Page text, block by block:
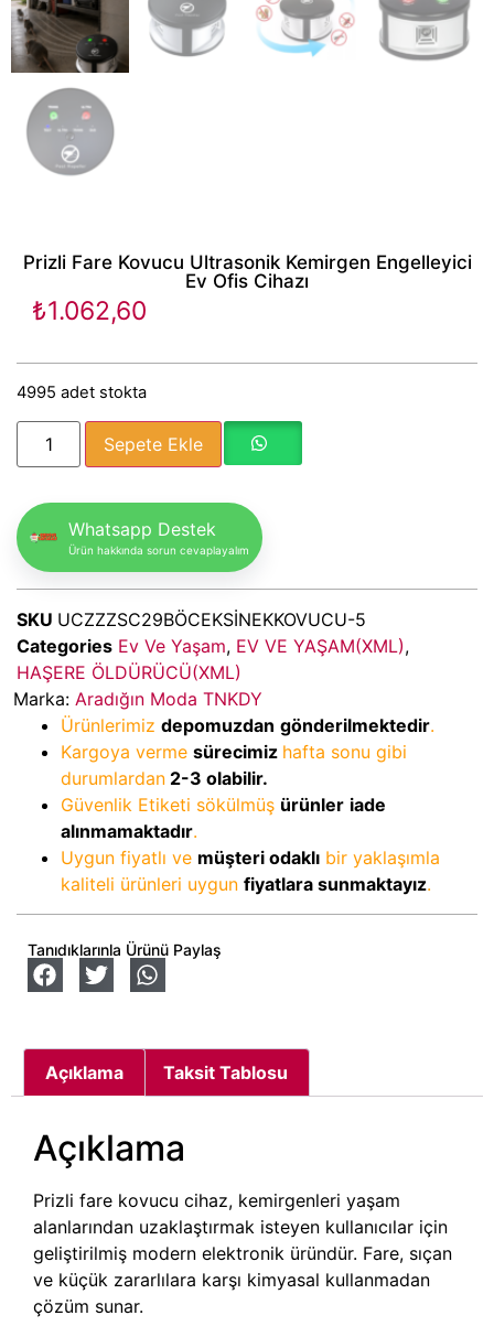
Prizli Fare Kovucu Ultrasonik Kemirgen Engelleyici
Ev Ofis Cihazı
₺1.062,60
4995 adet stokta
Sepete Ekle
Whatsapp Destek
Ürün hakkında sorun cevaplayalım
SKU UCZZZSC29BÖCEKSİNEKKOVUCU-5
Categories Ev Ve Yaşam, EV VE YAŞAM(XML),
HAŞERE ÖLDÜRÜCÜ(XML)
Marka: Aradığın Moda TNKDY
Ürünlerimiz depomuzdan gönderilmektedir.
Kargoya verme sürecimiz hafta sonu gibi
durumlardan 2-3 olabilir.
Güvenlik Etiketi sökülmüş ürünler iade
alınmamaktadır.
Uygun fiyatlı ve müşteri odaklı bir yaklaşımla
kaliteli ürünleri uygun fiyatlara sunmaktayız.
Tanıdıklarınla Ürünü Paylaş
Açıklama Taksit Tablosu
Açıklama
Prizli fare kovucu cihaz, kemirgenleri yaşam
alanlarından uzaklaştırmak isteyen kullanıcılar için
geliştirilmiş modern elektronik üründür. Fare, sıçan
ve küçük zararlılara karşı kimyasal kullanmadan
çözüm sunar.